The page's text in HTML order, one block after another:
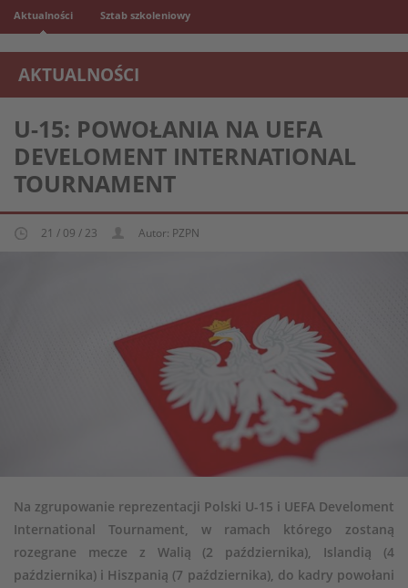
Aktualności Sztab szkoleniowy
AKTUALNOŚCI
REPREZENTACJA MŁODZIEŻOWA U-15
U-15: POWOŁANIA NA UEFA
DEVELOMENT INTERNATIONAL
TOURNAMENT
21 / 09 / 23 Autor: PZPN
Na zgrupowanie reprezentacji Polski U-15 i UEFA Develoment
International Tournament, w ramach którego zostaną
rozegrane mecze z Walią (2 października), Islandią (4
października) i Hiszpanią (7 października), do kadry powołani